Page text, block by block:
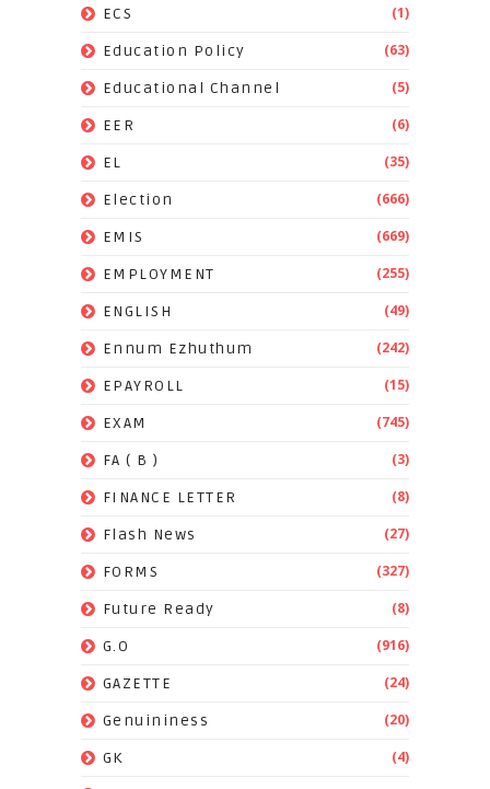
ECS (1)
Education Policy (63)
Educational Channel (5)
EER (6)
EL (35)
Election (666)
EMIS (669)
EMPLOYMENT (255)
ENGLISH (49)
Ennum Ezhuthum (242)
EPAYROLL (15)
EXAM (745)
FA ( B ) (3)
FINANCE LETTER (8)
Flash News (27)
FORMS (327)
Future Ready (8)
G.O (916)
GAZETTE (24)
Genuininess (20)
GK (4)